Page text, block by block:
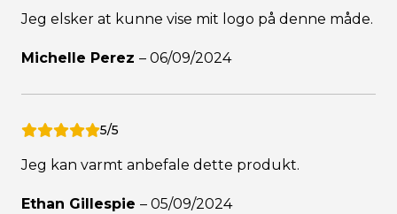
Jeg elsker at kunne vise mit logo på denne måde.
Michelle Perez – 06/09/2024
5/5
Jeg kan varmt anbefale dette produkt.
Ethan Gillespie – 05/09/2024